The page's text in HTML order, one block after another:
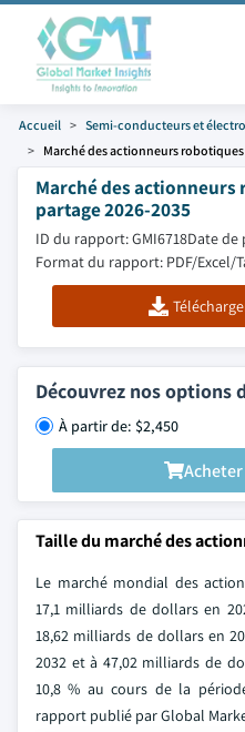
Accueil Semi-conducteurs et
Marché des actionneurs robotiques
Marché des
partage 2026-2035
ID du rapport: GMI6718Date de
Format du rapport: PDF/
Découvrez nos options
À partir de: $2,450
Taille du marché des
Le marché mondial des
17,1 milliards de dollars en
18,62 milliards de dollars en
2032 et à 47,02 milliards de
10,8 % au cours de la
rapport publié par Global